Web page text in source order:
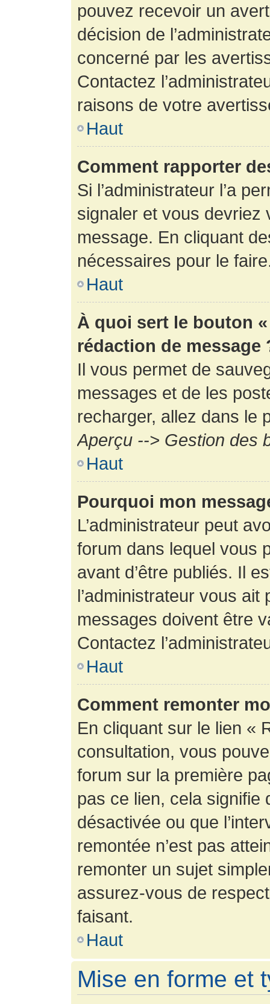
pouvez recevoir un
décision de
concerné par les
Contactez
raisons de votre
Haut
Comment rapporter
Si l’administrateur l’a
signaler et vous devriez
message. En cliquant
nécessaires pour le
Haut
À quoi sert le bouton
rédaction de message
Il vous permet de
messages et de les
recharger, allez dans le
Aperçu --> Gestion des
Haut
Pourquoi mon
L’administrateur peut
forum dans lequel vous
avant d’être publiés. Il
l’administrateur vous
messages doivent être
Contactez
Haut
Comment remonter
En cliquant sur le lien «
consultation, vous
forum sur la première
pas ce lien, cela signifie
désactivée ou que
remontée n’est pas
remonter un sujet
assurez-vous de
faisant.
Haut
Mise en forme et